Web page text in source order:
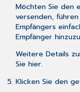
Möchten Sie den
versenden,
Empfängers
Empfänger
Weitere Details
Sie hier.
Klicken Sie den